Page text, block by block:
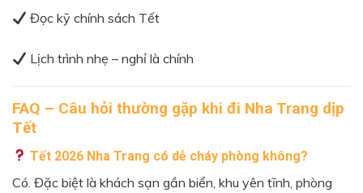
Đọc kỹ chính sách Tết
Lịch trình nhẹ – nghỉ là chính
FAQ – Câu hỏi thường gặp khi đi Nha Trang dịp
Tết
Tết 2026 Nha Trang có dễ cháy phòng không?
Có. Đặc biệt là khách sạn gần biển, khu yên tĩnh, phòng